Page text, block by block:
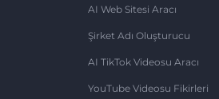
AI Web Sitesi Aracı
Şirket Adı Oluşturucu
AI TikTok Videosu Aracı
YouTube Videosu Fikirleri